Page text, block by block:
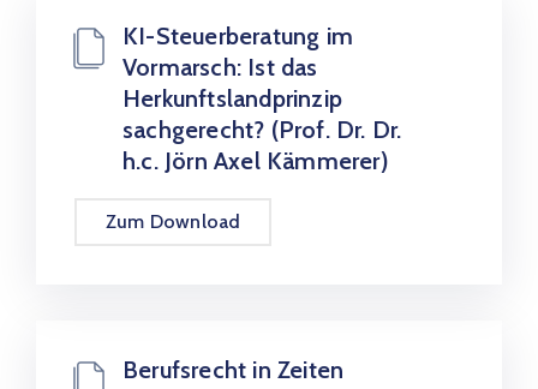
KI-Steuerberatung im
Vormarsch: Ist das
Herkunftslandprinzip
sachgerecht? (Prof. Dr. Dr.
h.c. Jörn Axel Kämmerer)
Zum Download
Berufsrecht in Zeiten